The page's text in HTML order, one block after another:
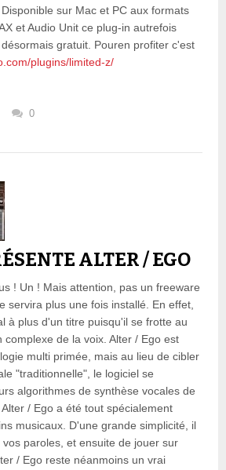
sur Mac et PC aux formats
et Audio Unit ce plug-in autrefois
gratuit. Pouren profiter c'est
plugins/limited-z/
0
ALTER / EGO
! Un ! Mais attention, pas un freeware
servira plus une fois installé. En effet,
à plus d'un titre puisqu'il se frotte au
complexe de la voix. Alter / Ego est
multi primée, mais au lieu de cibler
"traditionnelle", le logiciel se
algorithmes de synthèse vocales de
/ Ego a été tout spécialement
musicaux. D'une grande simplicité, il
paroles, et ensuite de jouer sur
/ Ego reste néanmoins un vrai